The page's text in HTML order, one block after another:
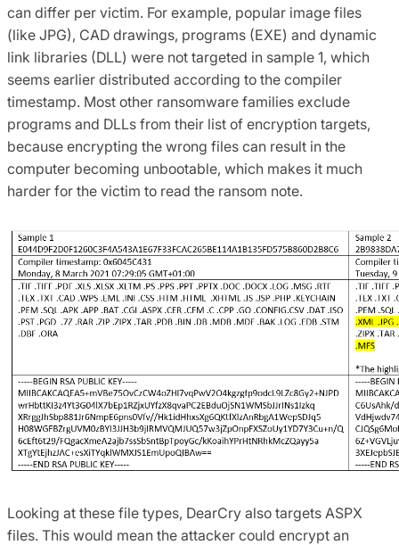
can differ per victim. For example, popular image files
(like JPG), CAD drawings, programs (EXE) and dynamic
link libraries (DLL) were not targeted in sample 1, which
seems earlier distributed according to the compiler
timestamp. Most other ransomware families exclude
programs and DLLs from their list of encryption targets,
because encrypting the wrong files can result in the
computer becoming unbootable, which makes it much
harder for the victim to read the ransom note.
Looking at these file types, DearCry also targets ASPX
files. This would mean the attacker could encrypt an